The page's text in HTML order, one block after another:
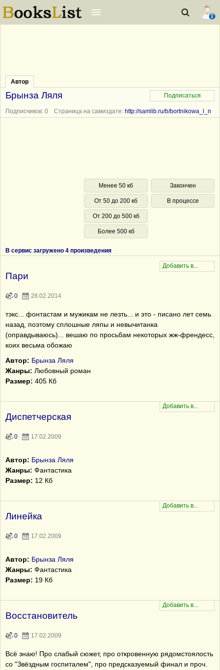
Автор
Брынза Ляля
Подписчиков: 0 Страница на самиздате: http://samlib.ru/b/bortnikowa_l_n
Менее 50 кб
От 50 до 200 кб
От 200 до 500 кб
Более 500 кб
Закончен
В процессе
В сервис загружено 4 произведения
Пари
0 28.02.2014
тэкс... фонтастам и мужикам не лезть... и это - писано лет семь
назад, поэтому сплошные ляпы и невычитанка
(оправдываюсь)... вешаю по просьбам некоторых жж-френдесс,
коих весьма обожаю
Автор: Брынза Ляля
Жанры: Любовный роман
Размер: 405 Кб
Диспетчерская
0 17.02.2009
Автор: Брынза Ляля
Жанры: Фантастика
Размер: 12 Кб
Линейка
0 17.02.2009
Автор: Брынза Ляля
Жанры: Фантастика
Размер: 19 Кб
Восстановитель
0 17.02.2009
Всё знаю! Про слабый сюжет, про откровенную рядомстоялость
со "Звёздным госпиталем", про предсказуемый финал и проч.